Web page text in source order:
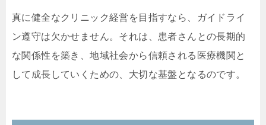
真に健全なクリニック経営を目指すなら、ガイドライ
ン遵守は欠かせません。それは、患者さんとの長期的
な関係性を築き、地域社会から信頼される医療機関と
して成長していくための、大切な基盤となるのです。